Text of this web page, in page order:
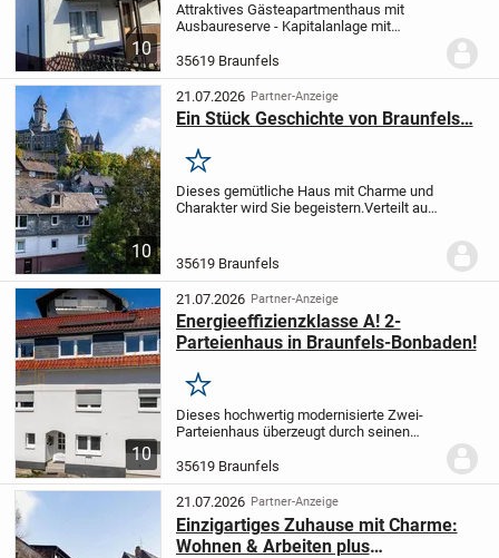
10
Attraktives Gästeapartmenthaus mit
Ausbaureserve - Kapitalanlage mit
Gästeapartmenthaus vereint eine
durchdachte Raumstruktur, moderne
Ausstattung und...
35619 Braunfels
10
21.07.2026 Partner-Anzeige
Ein Stück Geschichte von Braunfels…
Merken
Dieses gemütliche Haus mit Charme und
Charakter wird Sie begeistern.Verteilt auf
8,5 Zimmer, eine Küche und 2 Bäder.
35619 Braunfels
10
21.07.2026 Partner-Anzeige
Energieeffizienzklasse A! 2-
Parteienhaus in Braunfels-Bonbaden!
Merken
Dieses hochwertig modernisierte Zwei-
Parteienhaus überzeugt durch seinen
durchdachte Raumaufteilung und eine
ausgezeichnete Energieeffizienz
(Energieeffizienzklasse A). Die...
35619 Braunfels
21.07.2026 Partner-Anzeige
Einzigartiges Zuhause mit Charme:
Wohnen & Arbeiten plus